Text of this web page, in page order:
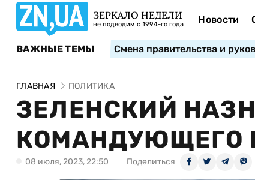
ЗЕРКАЛО НЕДЕЛИ
не подводим с 1994-го года Новости
ВАЖНЫЕ ТЕМЫ Смена правительства и
ГЛАВНАЯ ПОЛИТИКА
ЗЕЛЕНСКИЙ
КОМАНДУЮЩЕГО
08 июля, 2023, 22:50 Поделиться